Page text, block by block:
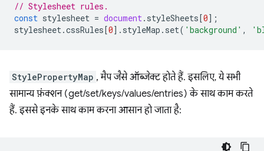
// Stylesheet rules.
const stylesheet = document. styleSheets[0];
stylesheet.cssRules[0]. styleMap . set( 'background' ,
StylePropertyMap , मैप जैसे ऑब्जेक्ट होते हैं. इसलिए, ये सभी
सामान्य फ़ंक्शन (get/set/keys/values/entries) के साथ काम करते
हैं. इससे इनके साथ काम करना आसान हो जाता है: